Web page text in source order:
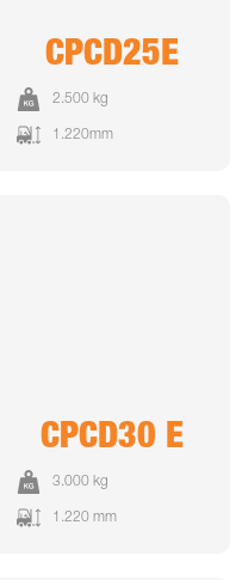
CPCD25E
2.500 kg
1.220mm
CPCD30 E
3.000 kg
1.220 mm